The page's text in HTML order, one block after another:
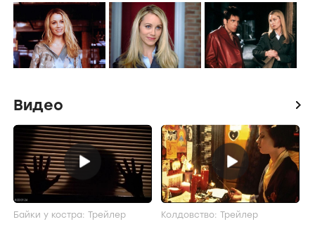
Видео icon
Байки у костра: Трейлер Колдовство: Трейлер